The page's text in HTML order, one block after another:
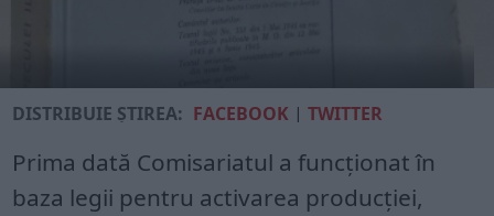
DISTRIBUIE ȘTIREA: FACEBOOK |TWITTER
Prima dată Comisariatul a funcționat în
baza legii pentru activarea producției,